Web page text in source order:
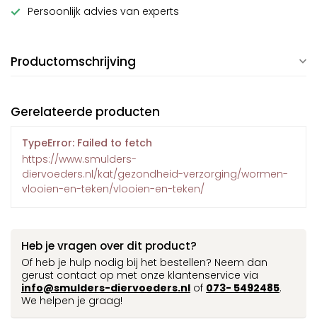
Persoonlijk advies van experts
Productomschrijving
Gerelateerde producten
TypeError: Failed to fetch
https://www.smulders-
diervoeders.nl/kat/gezondheid-verzorging/wormen-
vlooien-en-teken/vlooien-en-teken/
Heb je vragen over dit product?
Of heb je hulp nodig bij het bestellen? Neem dan
gerust contact op met onze klantenservice via
info@smulders-diervoeders.nl of 073- 5492485.
We helpen je graag!